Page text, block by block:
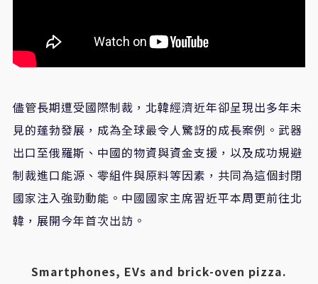
儘管長期遭受國際制裁，北韓經濟近年卻呈現出多年未
見的蓬勃發展，成為全球最令人驚訝的成長案例。武器
出口至俄羅斯、中國的物資與資金支援，以及成功規避
制裁進口能源、零組件與原料等因素，共同為這個封閉
國家注入強勁動能。中國國家主席習近平本周更前往北
韓，展開今年首次出訪。
Smartphones, EVs and brick-oven pizza.